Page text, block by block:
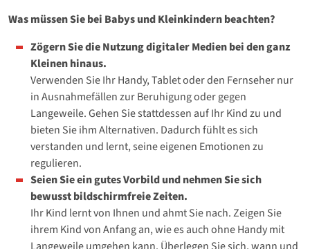
Was müssen Sie bei Babys und Kleinkindern beachten?
Zögern Sie die Nutzung digitaler Medien bei den ganz
Kleinen hinaus.
Verwenden Sie Ihr Handy, Tablet oder den Fernseher nur
in Ausnahmefällen zur Beruhigung oder gegen
Langeweile. Gehen Sie stattdessen auf Ihr Kind zu und
bieten Sie ihm Alternativen. Dadurch fühlt es sich
verstanden und lernt, seine eigenen Emotionen zu
regulieren.
Seien Sie ein gutes Vorbild und nehmen Sie sich
bewusst bildschirmfreie Zeiten.
Ihr Kind lernt von Ihnen und ahmt Sie nach. Zeigen Sie
ihrem Kind von Anfang an, wie es auch ohne Handy mit